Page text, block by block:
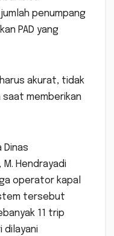
penumpang
PAD yang
akurat, tidak
memberikan
Dinas
Hendrayadi
operator kapal
tersebut
11 trip
dilayani